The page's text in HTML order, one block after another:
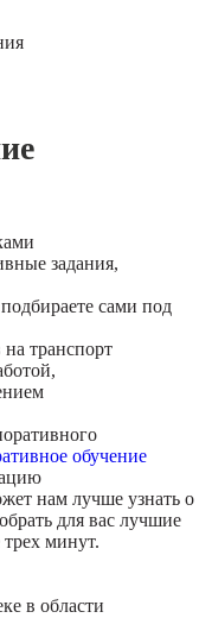
задания,
сами под
транспорт
обучение
нам лучше узнать о
для вас лучшие
минут.
в области